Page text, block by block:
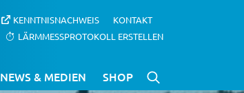
KENNTNISNACHWEIS
KONTAKT
LÄRMMESSPROTOKOLL ERSTELLEN
NEWS & MEDIEN SHOP